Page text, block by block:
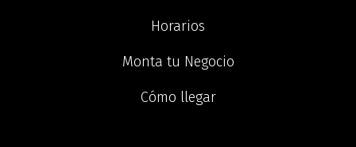
Horarios
Monta tu Negocio
Cómo llegar